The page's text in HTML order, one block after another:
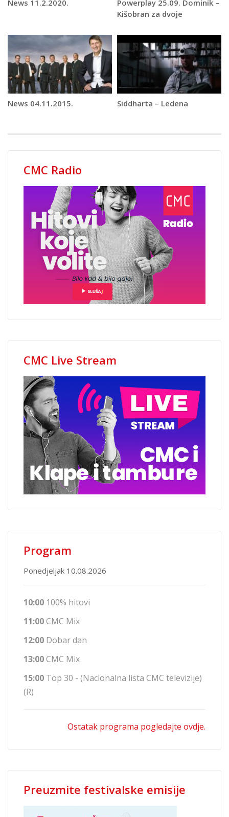
News 11.2.2020.
Powerplay 25.09. Dominik –
Kišobran za dvoje
News 04.11.2015. Siddharta – Ledena
CMC Radio
CMC Live Stream
Program
Ponedjeljak 10.08.2026
10:00 100% hitovi
11:00CMC Mix
12:00 Dobar dan
13:00CMC Mix
15:00 Top 30 - (Nacionalna lista CMC televizije)
(R)
Ostatak programa pogledajte ovdje.
Preuzmite festivalske emisije